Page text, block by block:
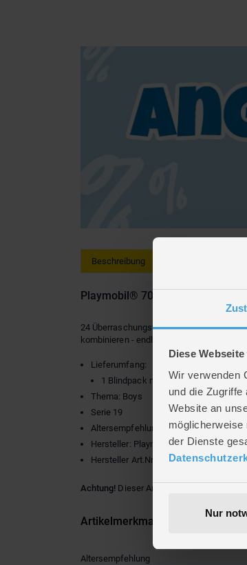
Diese
Wir verwenden
und die
Website an
der Dienste
Nur
Beschreibung
Playmobil® 70565 - Figures
24 Überraschungstüten mit PLAYMOBIL-
kombinieren - endloser Spielspaß, jeden
Lieferumfang:
1 Blindpack mit einer Spielfigur
Thema: Boys
Serie 19
Altersempfehlung: ab 5 Jahren
Hersteller: Playmobil
Hersteller Art.Nr.: 70565
Achtung! Dieser Artikel ist in
Artikelmerkmale
Altersempfehlung